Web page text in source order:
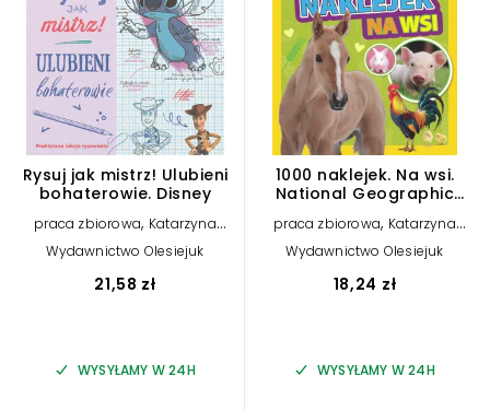
Rysuj jak mistrz! Ulubieni
bohaterowie. Disney
praca zbiorowa, Katarzyna
Łączyńska (tłum.)
Wydawnictwo Olesiejuk
21,58 zł
WYSYŁAMY W 24H
1000 naklejek. Na wsi.
National Geographic
praca zbiorowa, Katarzyna
Łączyńska (tłum.)
Wydawnictwo Olesiejuk
18,24 zł
WYSYŁAMY W 24H